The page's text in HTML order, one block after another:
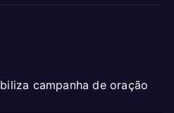
campanha de oração